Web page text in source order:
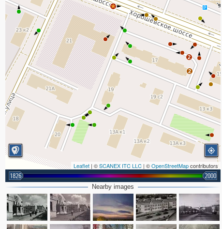
2
2
Leaflet | ©SCANEX ITC LLC | ©OpenStreetMapcontributors
1826 2000
Nearby images